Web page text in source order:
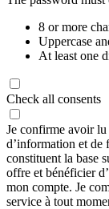
8 or more
Uppercase
At least one
Check all consents
Je confirme avoir lu
d’information et
constituent la base
offre et bénéficier
mon compte. Je
service à tout